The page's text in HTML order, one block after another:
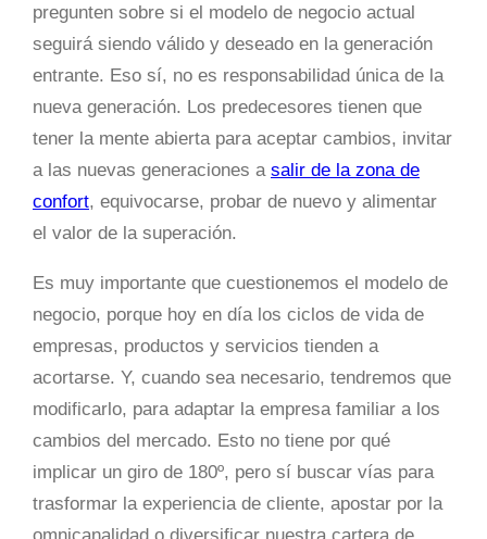
pregunten sobre si el modelo de negocio actual
seguirá siendo válido y deseado en la generación
entrante. Eso sí, no es responsabilidad única de la
nueva generación. Los predecesores tienen que
tener la mente abierta para aceptar cambios, invitar
a las nuevas generaciones a salir de la zona de
confort, equivocarse, probar de nuevo y alimentar
el valor de la superación.
Es muy importante que cuestionemos el modelo de
negocio, porque hoy en día los ciclos de vida de
empresas, productos y servicios tienden a
acortarse. Y, cuando sea necesario, tendremos que
modificarlo, para adaptar la empresa familiar a los
cambios del mercado. Esto no tiene por qué
implicar un giro de 180º, pero sí buscar vías para
trasformar la experiencia de cliente, apostar por la